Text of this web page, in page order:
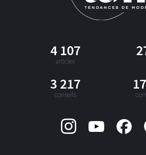
4 107
articles
3 217
conseils